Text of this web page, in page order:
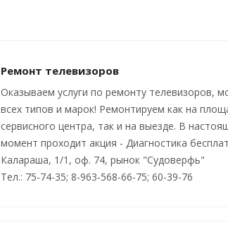
Ремонт телевизоров
Оказываем услуги по ремонту телевизоров,
всех типов и марок! Ремонтируем как на
сервисного центра, так и на выезде. В
момент проходит акция - Диагностика
Калараша, 1/1, оф. 74, рынок "Судоверфь"
Тел.: 75-74-35; 8-963-568-66-75; 60-39-76